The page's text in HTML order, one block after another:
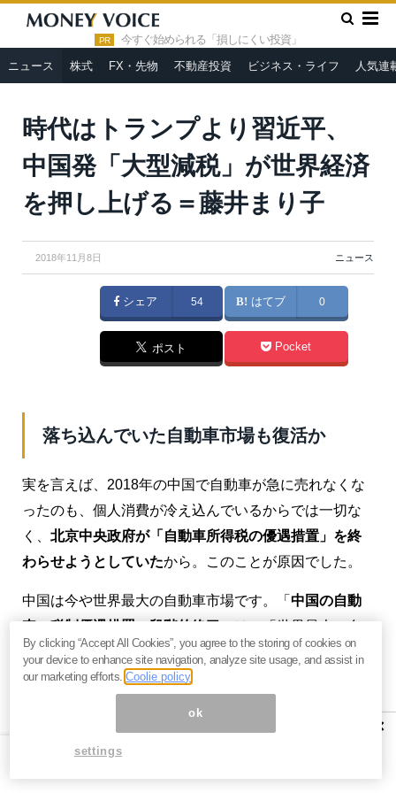
PR 今すぐ始められる「損しにくい投資」
ニュース 株式 FX・先物 不動産投資 ビジネス・ライフ 人気連
HOME » ニュース »
時代はトランプより習近平、中国発「大型
減税」が世界経済を押し上げる＝藤井まり子
時代はトランプより習近平、
中国発「大型減税」が世界経済
を押し上げる＝藤井まり子
2018年11月8日 ニュース
シェア 54 はてブ 0
ポスト Pocket
落ち込んでいた自動車市場も復活か
実を言えば、2018年の中国で自動車が急に売れなくな
ったのも、個人消費が冷え込んでいるからでは一切な
く、 北京中央政府が「自動車所得税の優遇措置」を終
わらせようとしていたから。このことが原因でした。
中国は今や世界最大の自動車市場です。「 中国の自動
車の税制優遇措置の段階的終了」は、「世界最大の自
動車市場（＝中国）」に 急激な販売減を引き起こし
た。これに足を引っ張られた形で、中国の小売売上高
×
By clicking “Accept All Cookies”, you agree to the storing of cookies on
your device to enhance site navigation, analyze site usage, and assist in
our marketing efforts.Coolie policy
ok
settings